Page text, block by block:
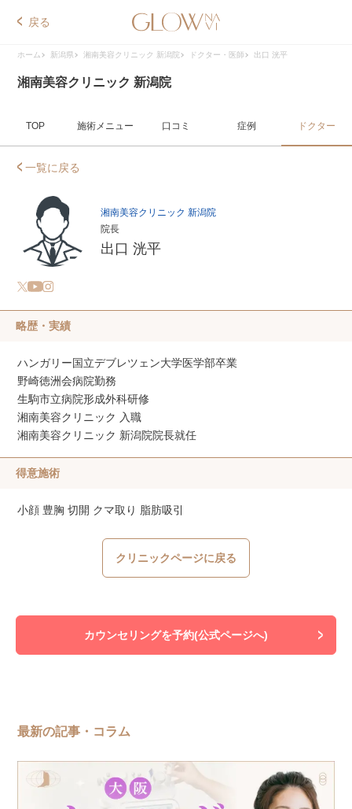
戻る
ホーム 新潟県 湘南美容クリニック 新潟院 ドクター・医師 出口 洸平
湘南美容クリニック 新潟院
TOP 施術メニュー 口コミ 症例 ドクター
一覧に戻る
湘南美容クリニック 新潟院
院長
出口 洸平
略歴・実績
ハンガリー国立デブレツェン大学医学部卒業
野崎徳洲会病院勤務
生駒市立病院形成外科研修
湘南美容クリニック 入職
湘南美容クリニック 新潟院院長就任
得意施術
小顔 豊胸 切開 クマ取り 脂肪吸引
クリニックページに戻る
カウンセリングを予約(公式ページへ)
最新の記事・コラム